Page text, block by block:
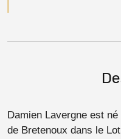
Damien Lavergne est
de Bretenoux dans le